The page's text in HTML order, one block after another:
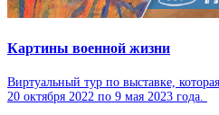
Картины военной жизни
Виртуальный тур по выставке,
20 октября 2022 по 9 мая 2023 года.